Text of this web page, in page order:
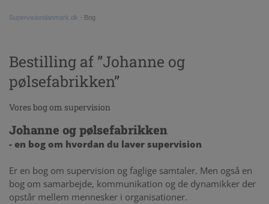
CHRISTINA LEHTINEN
LINE REIF
DEN FACILITERENDE UNDERVISER
KUNDEUDTALELSER
Supervisiondanmark.dk - Bog
Bestilling af ”Johanne og
pølsefabrikken”
Vores bog om supervision
Johanne og pølsefabrikken
- en bog om hvordan du laver supervision
Er en bog om supervision og faglige samtaler. Men også en
bog om samarbejde, kommunikation og de dynamikker der
opstår mellem mennesker i organisationer.